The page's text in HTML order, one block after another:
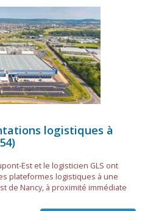
logistiques à
Est et le logisticien GLS ont
plateformes logistiques à une
de Nancy, à proximité immédiate